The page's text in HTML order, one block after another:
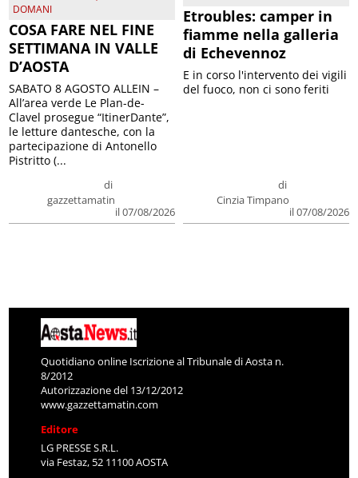
DOMANI
COSA FARE NEL FINE
SETTIMANA IN VALLE
D’AOSTA
di
gazzettamatin
il 07/08/2026
SABATO 8 AGOSTO ALLEIN –
All’area verde Le Plan-de-
Clavel prosegue “ItinerDante”,
le letture dantesche, con la
partecipazione di Antonello
Pistritto (...
Etroubles: camper in
fiamme nella galleria
di Echevennoz
di
Cinzia Timpano
il 07/08/2026
E in corso l'intervento dei vigili
del fuoco, non ci sono feriti
Quotidiano online Iscrizione al Tribunale di Aosta n.
8/2012
Autorizzazione del 13/12/2012
www.gazzettamatin.com
Editore
LG PRESSE S.R.L.
via Festaz, 52 11100 AOSTA